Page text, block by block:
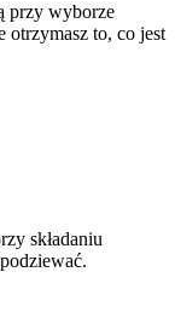
przy wyborze
otrzymasz to, co jest
składaniu